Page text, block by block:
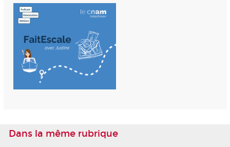
Dans la même rubrique